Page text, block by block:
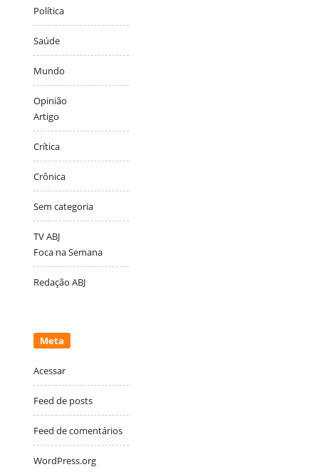
Política
Saúde
Mundo
Opinião
Artigo
Crítica
Crônica
Sem categoria
TV ABJ
Foca na Semana
Redação ABJ
Meta
Acessar
Feed de posts
Feed de comentários
WordPress.org